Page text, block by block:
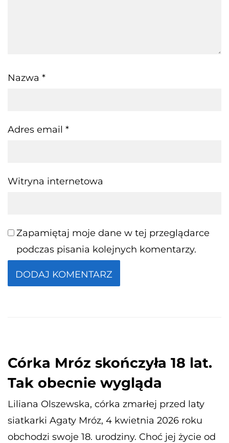
Nazwa *
Adres email *
Witryna internetowa
Zapamiętaj moje dane w tej przeglądarce
podczas pisania kolejnych komentarzy.
Córka Mróz skończyła 18 lat.
Tak obecnie wygląda
Liliana Olszewska, córka zmarłej przed laty
siatkarki Agaty Mróz, 4 kwietnia 2026 roku
obchodzi swoje 18. urodziny. Choć jej życie od